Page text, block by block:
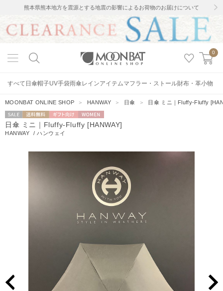
熊本県熊本地方を震源とする地震の影響によるお荷物のお届けについて
0
すべて 日傘帽子UV手袋雨傘レインアイテムマフラー・ストール財布・革小物
MOONBAT ONLINE SHOP ＞ HANWAY ＞ 日傘 ＞ 日傘 ミニ｜Fluffy-Fluffy
セー
ル
送料無料 ギフト向
け
WOMEN
日傘 ミニ｜Fluffy-Fluffy [HANWAY]
HANWAY /ハンウェイ